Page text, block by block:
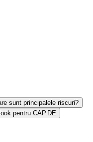
sunt principalele riscuri?
pentru CAP.DE